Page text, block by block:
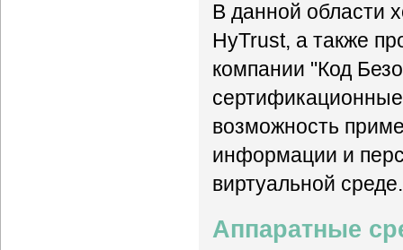
В данной области
HyTrust, а также
компании "Код
возможность
информации и
виртуальной среде.
Аппаратные